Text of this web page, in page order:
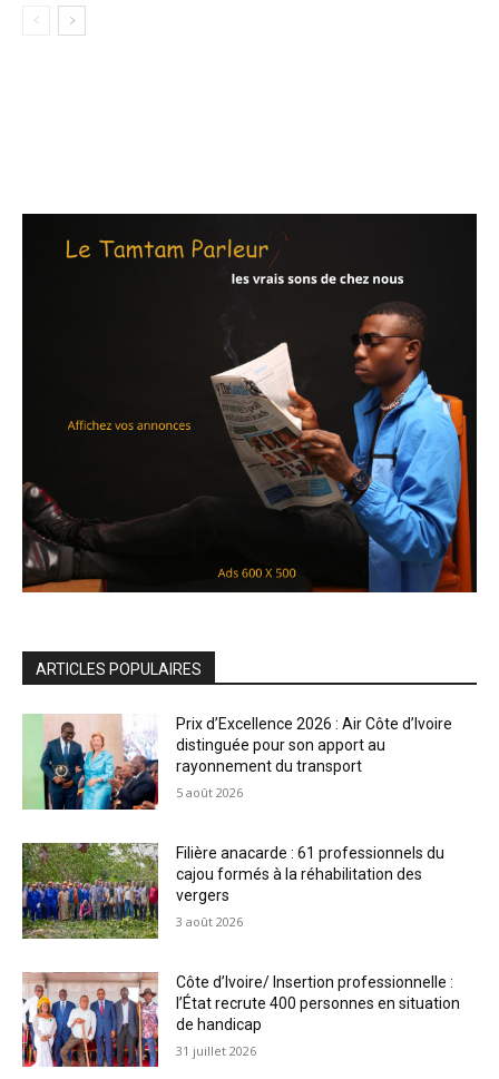
ARTICLES POPULAIRES
Prix d’Excellence 2026 : Air Côte d’Ivoire
distinguée pour son apport au
rayonnement du transport
5 août 2026
Filière anacarde : 61 professionnels du
cajou formés à la réhabilitation des
vergers
3 août 2026
Côte d’Ivoire/ Insertion professionnelle :
l’État recrute 400 personnes en situation
de handicap
31 juillet 2026